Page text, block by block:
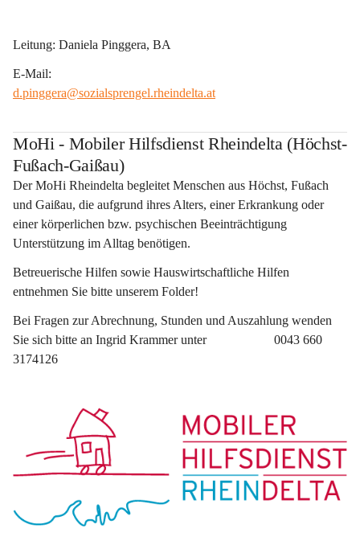
Leitung: Daniela Pinggera, BA
E-Mail:
d.pinggera@sozialsprengel.rheindelta.at
MoHi - Mobiler Hilfsdienst Rheindelta (Höchst-
Fußach-Gaißau)
Der MoHi Rheindelta begleitet Menschen aus Höchst, Fußach
und Gaißau, die aufgrund ihres Alters, einer Erkrankung oder
einer körperlichen bzw. psychischen Beeinträchtigung
Unterstützung im Alltag benötigen.
Betreuerische Hilfen sowie Hauswirtschaftliche Hilfen
entnehmen Sie bitte unserem Folder!
Bei Fragen zur Abrechnung, Stunden und Auszahlung wenden
Sie sich bitte an Ingrid Krammer unter                     0043 660
3174126